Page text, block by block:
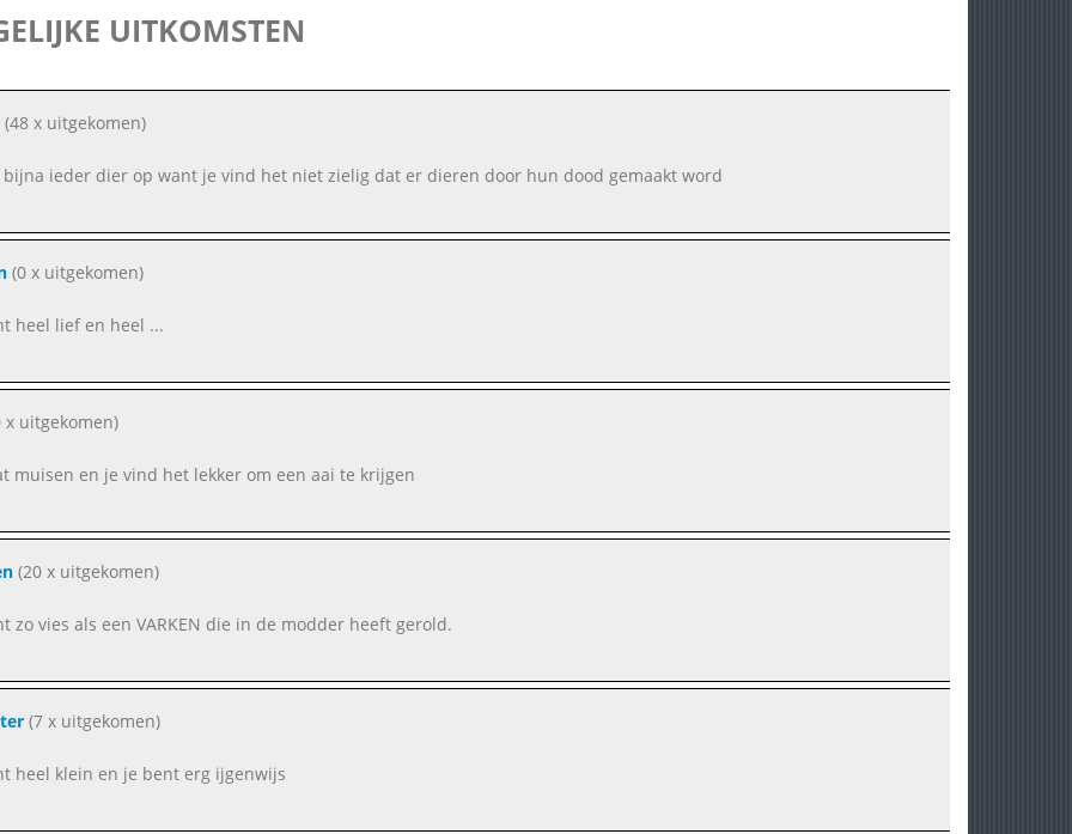
UITKOMSTEN
(48 x uitgekomen)
bijna ieder dier op want je vind het niet zielig dat er dieren door hun dood gemaakt word
(0 x uitgekomen)
heel lief en heel ...
uitgekomen)
muisen en je vind het lekker om een aai te krijgen
(20 x uitgekomen)
zo vies als een VARKEN die in de modder heeft gerold.
(7 x uitgekomen)
heel klein en je bent erg ijgenwijs